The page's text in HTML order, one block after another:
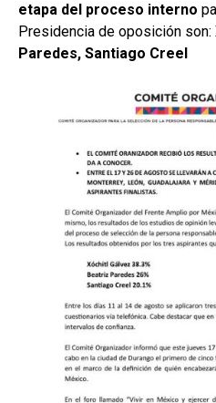
etapa del proceso interno
Presidencia de oposición son:
Paredes, Santiago Creel